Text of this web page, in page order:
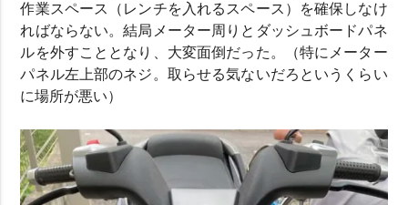
作業スペース（レンチを入れるスペース）を確保しなけ
ればならない。結局メーター周りとダッシュボードパネ
ルを外すこととなり、大変面倒だった。（特にメーター
パネル左上部のネジ。取らせる気ないだろというくらい
に場所が悪い）